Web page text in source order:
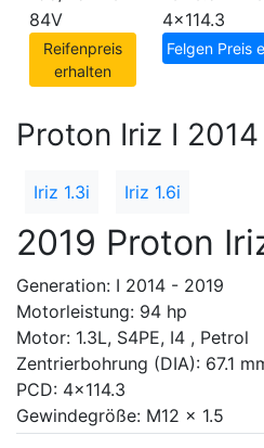
84V
Reifenpreis
erhalten
4x114.3
Felgen Preis
Proton Iriz I
Iriz 1.3i Iriz 1.6i
2019 Proton
Generation: I 2014 - 2019
Motorleistung: 94 hp
Motor: 1.3L, S4PE, I4 , Petrol
Zentrierbohrung (DIA): 67.1
PCD: 4x114.3
Gewindegröße: M12 x 1.5